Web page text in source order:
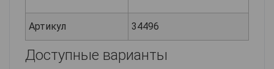
Артикул 34496
Доступные варианты